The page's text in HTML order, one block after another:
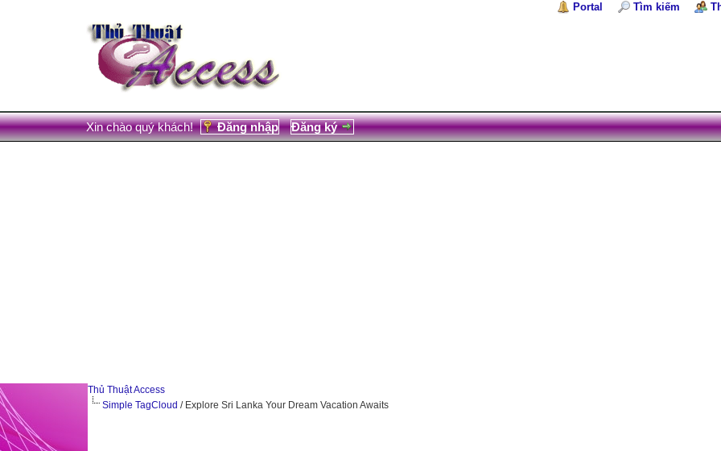
Portal Tìm kiếm
Xin chào quý khách! Đăng nhập Đăng ký
Thủ Thuật Access
Simple TagCloud / Explore Sri Lanka Your Dream Vacation Awaits